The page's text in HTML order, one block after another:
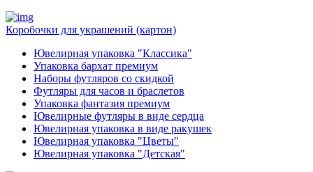
Коробочки для украшений (картон)
Ювелирная упаковка "Классика"
Упаковка бархат премиум
Наборы футляров со скидкой
Футляры для часов и браслетов
Упаковка фантазия премиум
Ювелирные футляры в виде сердца
Ювелирная упаковка в виде ракушек
Ювелирная упаковка "Цветы"
Ювелирная упаковка "Детская"